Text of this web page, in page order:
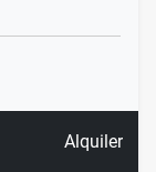
Alquiler